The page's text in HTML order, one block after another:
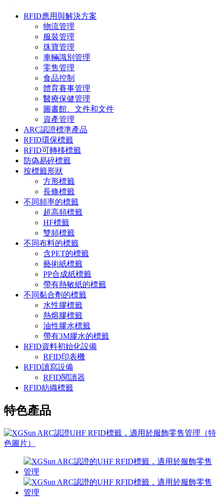
RFID應用與解決方案
物流管理
服裝管理
珠寶管理
車輛識別管理
零售管理
食品控制
體育賽事管理
醫療保健管理
圖書館、文件和文件
資產管理
ARC認證標準產品
RFID環保標籤
RFID可轉移標籤
防偽易碎標籤
按標籤形狀
方形標籤
長條標籤
不同頻率的標籤
超高頻標籤
HF標籤
雙頻標籤
不同布料的標籤
含PET的標籤
藝術紙標籤
PP合成紙標籤
帶有熱敏紙的標籤
不同黏合劑的標籤
水性膠標籤
熱熔膠標籤
油性膠水標籤
帶有3M膠水的標籤
RFID資料初始化設備
RFID印表機
RFID讀寫設備
RFID閱讀器
RFID紡織標籤
特色產品